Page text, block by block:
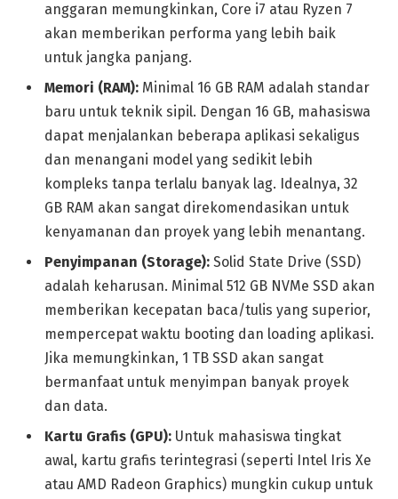
anggaran memungkinkan, Core i7 atau Ryzen 7
akan memberikan performa yang lebih baik
untuk jangka panjang.
Memori (RAM): Minimal 16 GB RAM adalah standar
baru untuk teknik sipil. Dengan 16 GB, mahasiswa
dapat menjalankan beberapa aplikasi sekaligus
dan menangani model yang sedikit lebih
kompleks tanpa terlalu banyak lag. Idealnya, 32
GB RAM akan sangat direkomendasikan untuk
kenyamanan dan proyek yang lebih menantang.
Penyimpanan (Storage): Solid State Drive (SSD)
adalah keharusan. Minimal 512 GB NVMe SSD akan
memberikan kecepatan baca/tulis yang superior,
mempercepat waktu booting dan loading aplikasi.
Jika memungkinkan, 1 TB SSD akan sangat
bermanfaat untuk menyimpan banyak proyek
dan data.
Kartu Grafis (GPU): Untuk mahasiswa tingkat
awal, kartu grafis terintegrasi (seperti Intel Iris Xe
atau AMD Radeon Graphics) mungkin cukup untuk